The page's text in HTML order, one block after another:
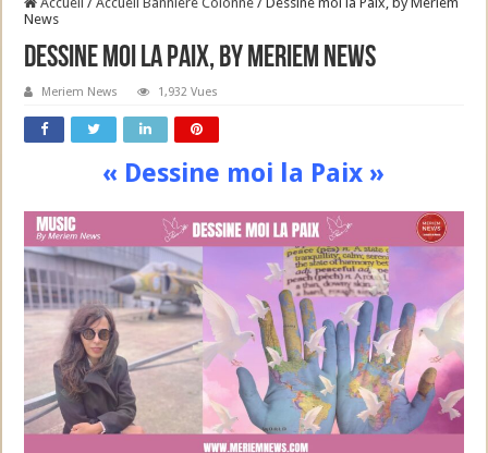
News
Dessine moi la Paix, by Meriem News
Meriem News 1,932 Vues
« Dessine moi la Paix »